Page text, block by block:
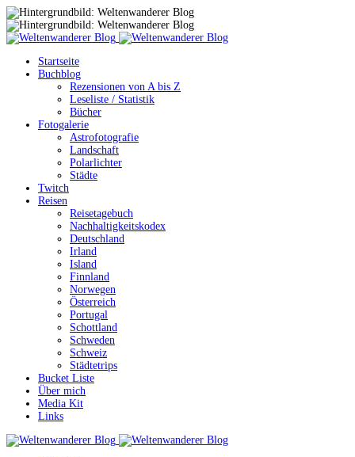
Startseite
Buchblog
Rezensionen von A bis Z
Leseliste / Statistik
Bücher
Fotogalerie
Astrofotografie
Landschaft
Polarlichter
Städte
Twitch
Reisen
Reisetagebuch
Nachhaltigkeitskodex
Deutschland
Irland
Island
Finnland
Norwegen
Österreich
Portugal
Schottland
Schweden
Schweiz
Städtetrips
Bucket Liste
Über mich
Media Kit
Links